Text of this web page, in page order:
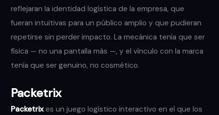
reflejaran la identidad logística de la empresa, que
fueran intuitivas para un público amplio y que pudieran
repetirse sin perder impacto. La mecánica tenía que ser
física — no una pantalla más —, y el vínculo con la marca
tenía que ser genuino, no cosmético.
Packetrix
Packetrixes un juego logístico interactivo en el que los